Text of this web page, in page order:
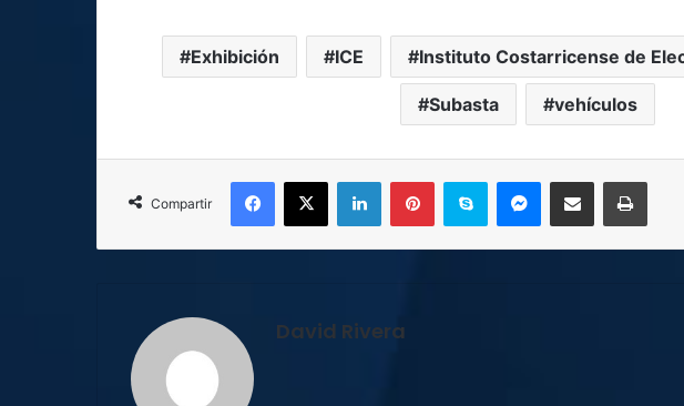
Exhibición ICE Instituto Costarricense de
Subasta vehículos
Compartir
Facebook
X LinkedInPinterestSkype MessengerCompartir por correo electrónico
David Rivera